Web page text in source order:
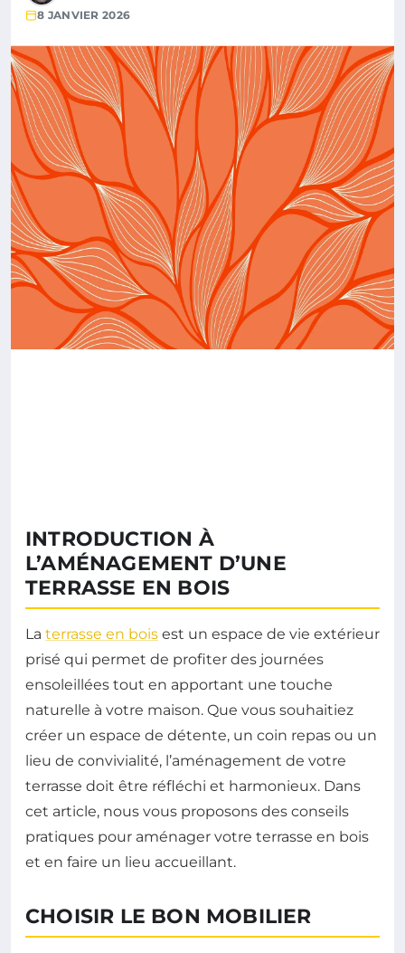
8 JANVIER 2026
INTRODUCTION À
L’AMÉNAGEMENT D’UNE
TERRASSE EN BOIS
La terrasse en bois est un espace de vie extérieur
prisé qui permet de profiter des journées
ensoleillées tout en apportant une touche
naturelle à votre maison. Que vous souhaitiez
créer un espace de détente, un coin repas ou un
lieu de convivialité, l’aménagement de votre
terrasse doit être réfléchi et harmonieux. Dans
cet article, nous vous proposons des conseils
pratiques pour aménager votre terrasse en bois
et en faire un lieu accueillant.
CHOISIR LE BON MOBILIER